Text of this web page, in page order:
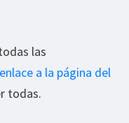
las
enlace a la página del
todas.